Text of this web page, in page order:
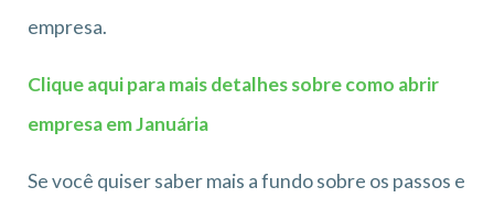
empresa.
Clique aqui para mais detalhes sobre como abrir
empresa em Januária
Se você quiser saber mais a fundo sobre os passos e